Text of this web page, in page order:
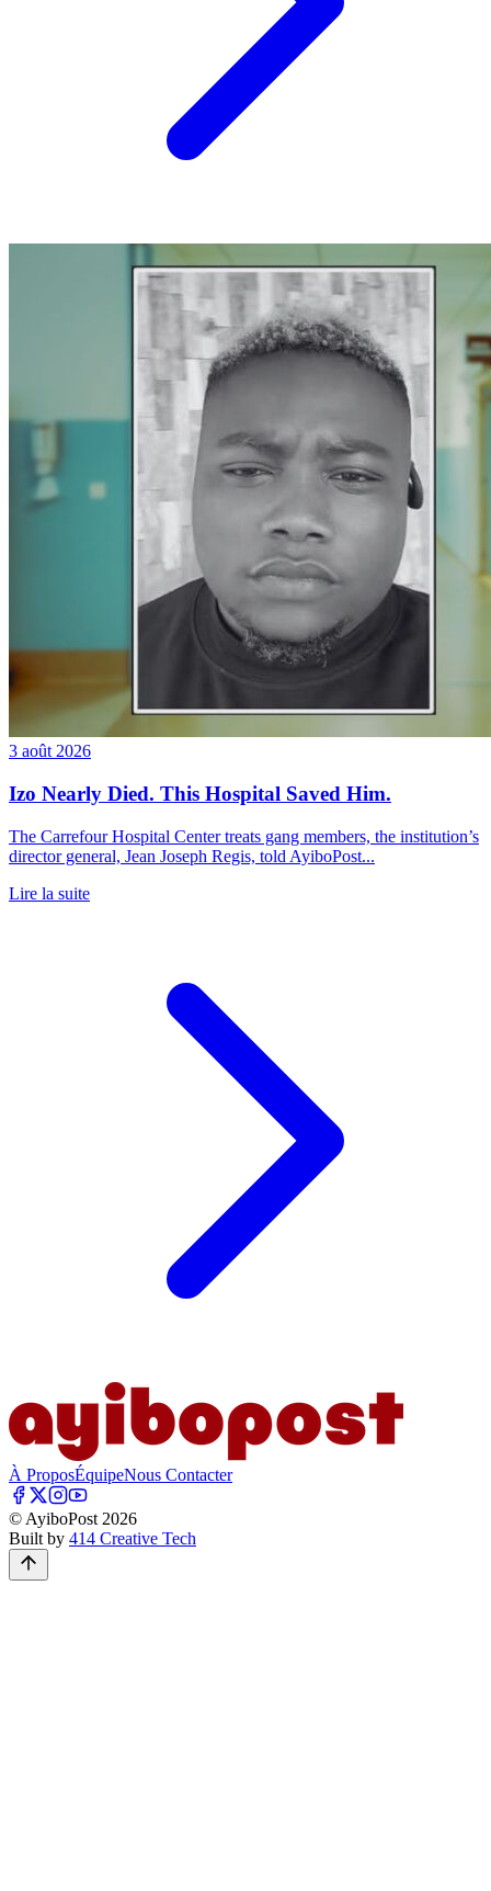
3 août 2026
Izo Nearly Died. This Hospital Saved Him.
The Carrefour Hospital Center treats gang members, the institution’s
director general, Jean Joseph Regis, told AyiboPost...
Lire la suite
À ProposÉquipeNous Contacter
© AyiboPost 2026
Built by 414 Creative Tech